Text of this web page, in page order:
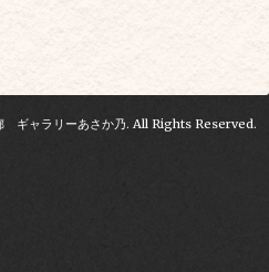
ギャラリーあさか乃. All Rights Reserved.